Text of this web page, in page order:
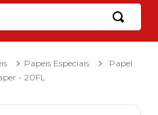
Papeis Especiais
Papel
- 20FL